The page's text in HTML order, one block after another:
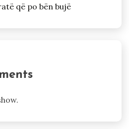
që po bën bujë